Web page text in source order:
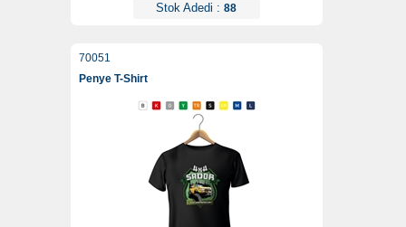
Stok Adedi : 88
70051
Penye T-Shirt